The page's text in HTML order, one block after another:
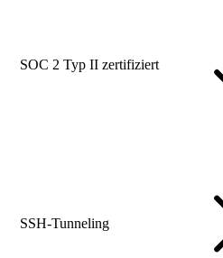
SOC 2 Typ II zertifiziert
SSH-Tunneling